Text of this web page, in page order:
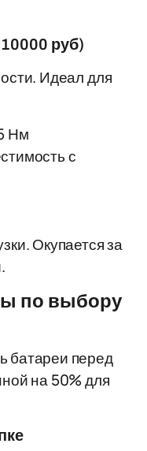
руб)
Идеал для
Нм
с
Окупается за
по выбору
батареи перед
на 50% для